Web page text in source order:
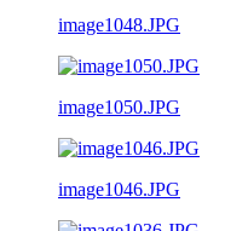
image1048.JPG
image1050.JPG
image1046.JPG